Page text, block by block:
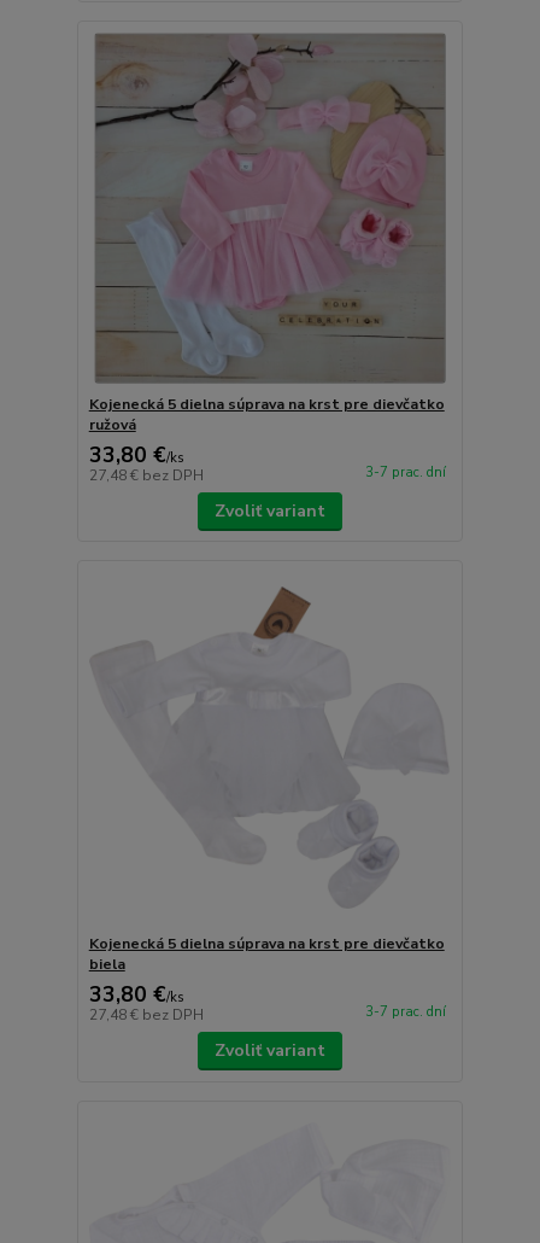
Kojenecká 5 dielna súprava na krst pre dievčatko
ružová
33,80 €/ks
27,48 € bez DPH 3-7 prac. dní
Zvoliť variant
Kojenecká 5 dielna súprava na krst pre dievčatko
biela
33,80 €/ks
27,48 € bez DPH 3-7 prac. dní
Zvoliť variant